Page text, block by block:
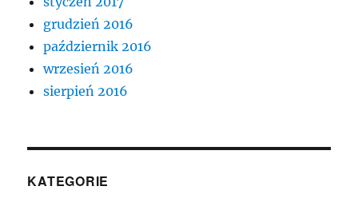
grudzień 2016
październik 2016
wrzesień 2016
sierpień 2016
KATEGORIE